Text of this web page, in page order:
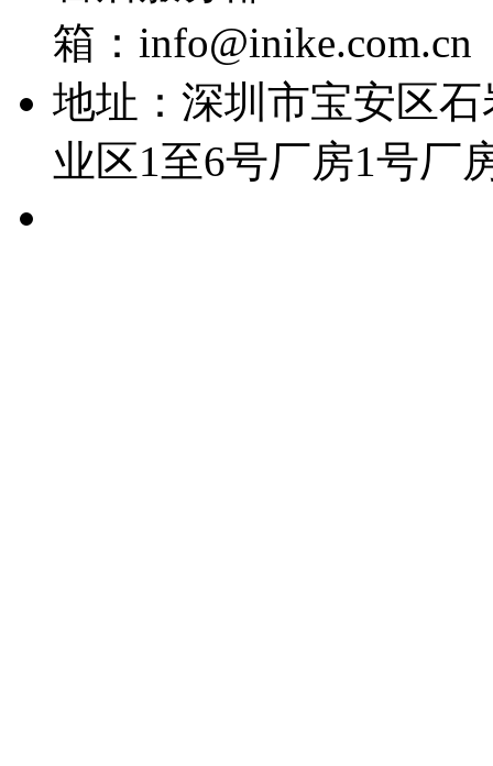
箱：info@inike.com.cn
地址：深圳市宝安区
业区1至6号厂房1号厂